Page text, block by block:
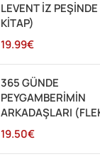
LEVENT İZ
KİTAP)
19.99€
365 GÜNDE
PEYGAMBERİMİN
ARKADAŞLARI
19.50€